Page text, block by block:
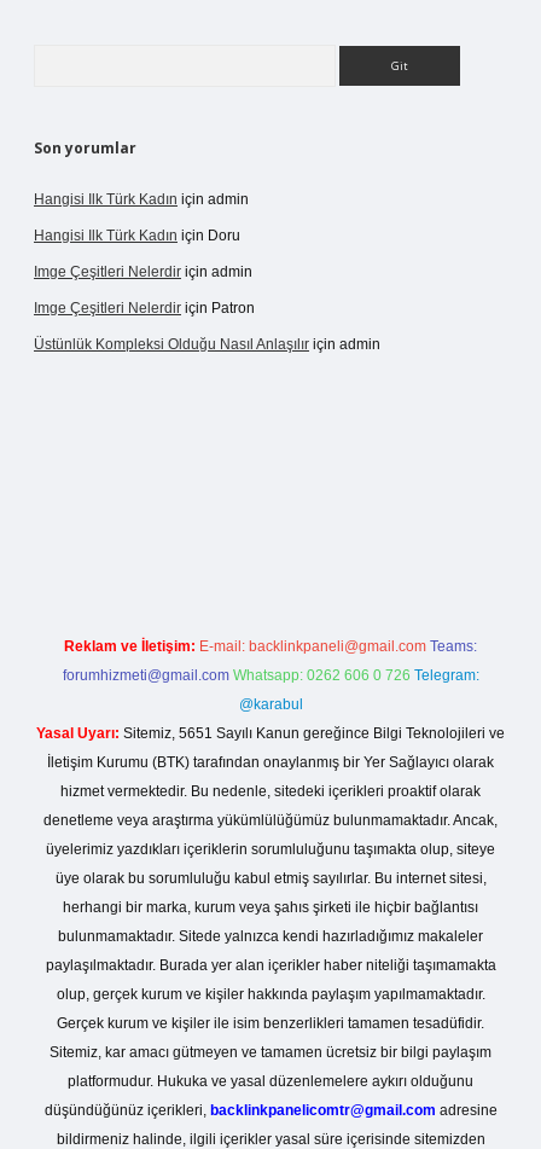
Son yorumlar
Hangisi Ilk Türk Kadın için admin
Hangisi Ilk Türk Kadın için Doru
Imge Çeşitleri Nelerdir için admin
Imge Çeşitleri Nelerdir için Patron
Üstünlük Kompleksi Olduğu Nasıl Anlaşılır için admin
Reklam ve İletişim: E-mail: backlinkpaneli@gmail.com Teams:
forumhizmeti@gmail.com Whatsapp: 0262 606 0 726 Telegram:
@karabul
Yasal Uyarı: Sitemiz, 5651 Sayılı Kanun gereğince Bilgi Teknolojileri ve
İletişim Kurumu (BTK) tarafından onaylanmış bir Yer Sağlayıcı olarak
hizmet vermektedir. Bu nedenle, sitedeki içerikleri proaktif olarak
denetleme veya araştırma yükümlülüğümüz bulunmamaktadır. Ancak,
üyelerimiz yazdıkları içeriklerin sorumluluğunu taşımakta olup, siteye
üye olarak bu sorumluluğu kabul etmiş sayılırlar. Bu internet sitesi,
herhangi bir marka, kurum veya şahıs şirketi ile hiçbir bağlantısı
bulunmamaktadır. Sitede yalnızca kendi hazırladığımız makaleler
paylaşılmaktadır. Burada yer alan içerikler haber niteliği taşımamakta
olup, gerçek kurum ve kişiler hakkında paylaşım yapılmamaktadır.
Gerçek kurum ve kişiler ile isim benzerlikleri tamamen tesadüfidir.
Sitemiz, kar amacı gütmeyen ve tamamen ücretsiz bir bilgi paylaşım
platformudur. Hukuka ve yasal düzenlemelere aykırı olduğunu
düşündüğünüz içerikleri, backlinkpanelicomtr@gmail.com adresine
bildirmeniz halinde, ilgili içerikler yasal süre içerisinde sitemizden